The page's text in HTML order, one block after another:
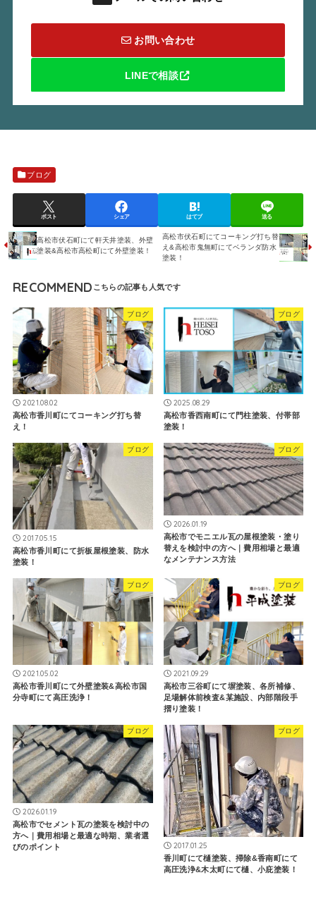
お問い合わせ
LINEで相談
ブログ
ポスト シェア はてブ 送る
高松市伏石町にて軒天井塗装、外壁
塗装&高松市高松町にて外壁塗装！
高松市伏石町にてコーキング打ち替
え&高松市鬼無町にてベランダ防水
塗装！
RECOMMEND
ブログ
2021.08.02
高松市香川町にてコーキング打ち替
え！
ブログ
2025.08.29
高松市香西南町にて門柱塗装、付帯部
塗装！
ブログ
2017.05.15
高松市香川町にて折板屋根塗装、防水
塗装！
ブログ
2026.01.19
高松市でモニエル瓦の屋根塗装・塗り
替えを検討中の方へ｜費用相場と最適
なメンテナンス方法
ブログ
2021.05.02
高松市香川町にて外壁塗装&高松市国
分寺町にて高圧洗浄！
ブログ
2021.09.29
高松市三谷町にて塀塗装、各所補修、
足場解体前検査&某施設、内部階段手
摺り塗装！
ブログ
2026.01.19
高松市でセメント瓦の塗装を検討中の
方へ｜費用相場と最適な時期、業者選
びのポイント
ブログ
2017.01.25
香川町にて樋塗装、掃除&香南町にて
高圧洗浄&木太町にて樋、小庇塗装！